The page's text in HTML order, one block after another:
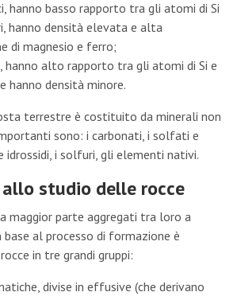
hanno basso rapporto tra gli atomi di Si
hanno densità elevata e alta
di magnesio e ferro;
hanno alto rapporto tra gli atomi di Si e
hanno densità minore.
terrestre è costituito da minerali non
sono: i carbonati, i solfati e
idrossidi, i solfuri, gli elementi nativi.
studio delle rocce
maggior parte aggregati tra loro a
al processo di formazione è
in tre grandi gruppi:
divise in effusive (che derivano